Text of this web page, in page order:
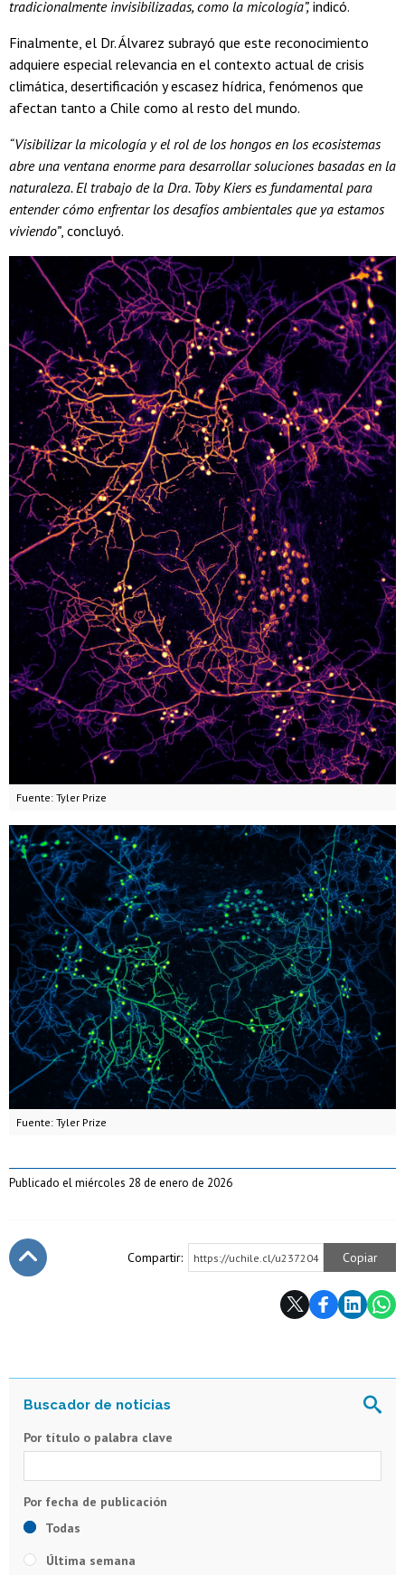
tradicionalmente invisibilizadas, como la micología”, indicó.
Finalmente, el Dr. Álvarez subrayó que este reconocimiento
adquiere especial relevancia en el contexto actual de crisis
climática, desertificación y escasez hídrica, fenómenos que
afectan tanto a Chile como al resto del mundo.
“Visibilizar la micología y el rol de los hongos en los ecosistemas
abre una ventana enorme para desarrollar soluciones basadas en la
naturaleza. El trabajo de la Dra. Toby Kiers es fundamental para
entender cómo enfrentar los desafíos ambientales que ya estamos
viviendo”, concluyó.
Fuente: Tyler Prize
Fuente: Tyler Prize
Publicado el miércoles 28 de enero de 2026
Compartir: https://uchile.cl/u237204 Copiar
Por título o palabra clave
Todas
Última semana